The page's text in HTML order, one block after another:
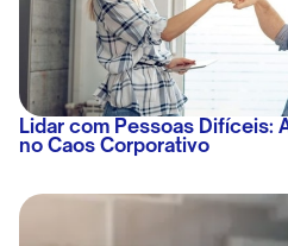
Lidar com Pessoas Difíceis:
no Caos Corporativo